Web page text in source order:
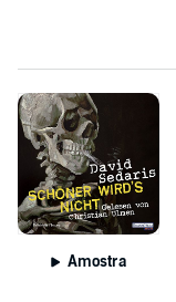
Amostra